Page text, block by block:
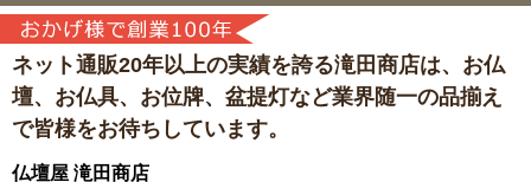
ネット通販20年以上の実績を誇る滝田商店は、 お仏
壇、お仏具、お位牌、盆提灯など業界随一の品揃え
で皆様をお待ちしています。
仏壇屋 滝田商店